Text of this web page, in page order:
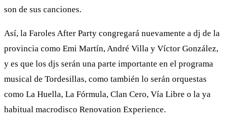
son de sus canciones.
Así, la Faroles After Party congregará nuevamente a dj de la
provincia como Emi Martín, André Villa y Víctor González,
y es que los djs serán una parte importante en el programa
musical de Tordesillas, como también lo serán orquestas
como La Huella, La Fórmula, Clan Cero, Vía Libre o la ya
habitual macrodisco Renovation Experience.